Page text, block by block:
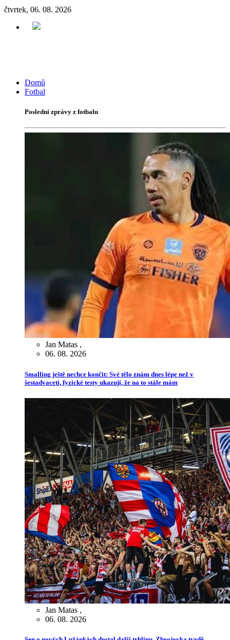
čtvrtek, 06. 08. 2026
Domů
Fotbal
Poslední zprávy z fotbalu
Jan Matas ,
06. 08. 2026
Smalling ještě nechce končit: Své tělo znám dnes lépe než v
šestadvaceti, fyzické testy ukazují, že na to stále mám
Jan Matas ,
06. 08. 2026